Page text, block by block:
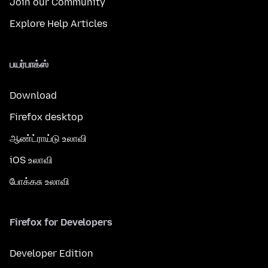
Join our Community
Explore Help Articles
பயர்பாக்ஸ்
Download
Firefox desktop
ஆண்ட்ராய்டு உலாவி
iOS உலாவி
போக்கசு உலாவி
Firefox for Developers
Developer Edition